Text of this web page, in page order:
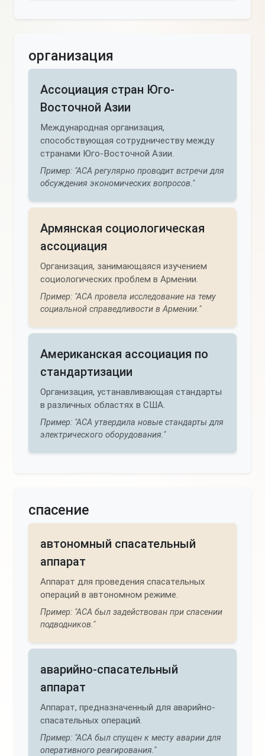
организация
Ассоциация стран Юго-
Восточной Азии
Международная организация,
способствующая сотрудничеству между
странами Юго-Восточной Азии.
Пример: "АСА регулярно проводит встречи для
обсуждения экономических вопросов."
Армянская социологическая
ассоциация
Организация, занимающаяся изучением
социологических проблем в Армении.
Пример: "АСА провела исследование на тему
социальной справедливости в Армении."
Американская ассоциация по
стандартизации
Организация, устанавливающая стандарты
в различных областях в США.
Пример: "АСА утвердила новые стандарты для
электрического оборудования."
спасение
автономный спасательный
аппарат
Аппарат для проведения спасательных
операций в автономном режиме.
Пример: "АСА был задействован при спасении
подводников."
аварийно-спасательный
аппарат
Аппарат, предназначенный для аварийно-
спасательных операций.
Пример: "АСА был спущен к месту аварии для
оперативного реагирования."